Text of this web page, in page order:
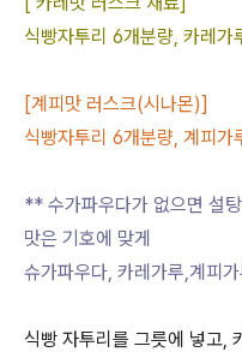
식빵자투리 6개분량, 카레
[계피맛 러스크(시나몬)]
식빵자투리 6개분량, 계피가
** 수가파우다가 없으면 설
맛은 기호에 맞게
슈가파우다, 카레가루,계피
식빵 자투리를 그릇에 넣고,